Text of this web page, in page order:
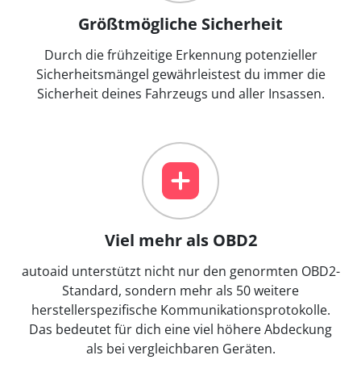
Größtmögliche Sicherheit
Durch die frühzeitige Erkennung potenzieller
Sicherheitsmängel gewährleistest du immer die
Sicherheit deines Fahrzeugs und aller Insassen.
Viel mehr als OBD2
autoaid unterstützt nicht nur den genormten OBD2-
Standard, sondern mehr als 50 weitere
herstellerspezifische Kommunikationsprotokolle.
Das bedeutet für dich eine viel höhere Abdeckung
als bei vergleichbaren Geräten.